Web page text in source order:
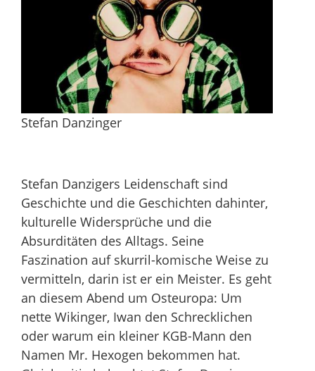
Stefan Danzinger
Stefan Danzigers Leidenschaft sind
Geschichte und die Geschichten dahinter,
kulturelle Widersprüche und die
Absurditäten des Alltags. Seine
Faszination auf skurril-komische Weise zu
vermitteln, darin ist er ein Meister. Es geht
an diesem Abend um Osteuropa: Um
nette Wikinger, Iwan den Schrecklichen
oder warum ein kleiner KGB-Mann den
Namen Mr. Hexogen bekommen hat.